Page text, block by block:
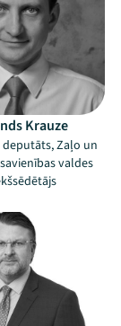
Krauze
deputāts, Zaļo un
valdes